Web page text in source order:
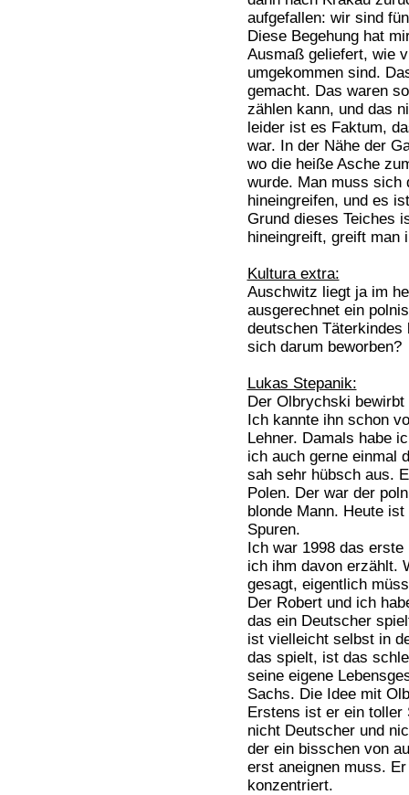
aufgefallen: wir sind
Diese Begehung hat
Ausmaß geliefert, wie
umgekommen sind.
gemacht. Das waren
zählen kann, und das
leider ist es Faktum,
war. In der Nähe der
wo die heiße Asche
wurde. Man muss sich
hineingreifen, und es
Grund dieses Teiches
hineingreift, greift man
Kultura extra:
Auschwitz liegt ja im
ausgerechnet ein
deutschen
sich darum beworben?
Lukas Stepanik:
Der Olbrychski
Ich kannte ihn schon
Lehner. Damals habe
ich auch gerne einmal
sah sehr hübsch aus.
Polen. Der war der
blonde Mann. Heute
Spuren.
Ich war 1998 das
ich ihm davon erzählt.
gesagt, eigentlich
Der Robert und ich
das ein Deutscher
ist vielleicht selbst in
das spielt, ist das
seine eigene
Sachs. Die Idee mit
Erstens ist er ein toller
nicht Deutscher und
der ein bisschen von
erst aneignen muss.
konzentriert.